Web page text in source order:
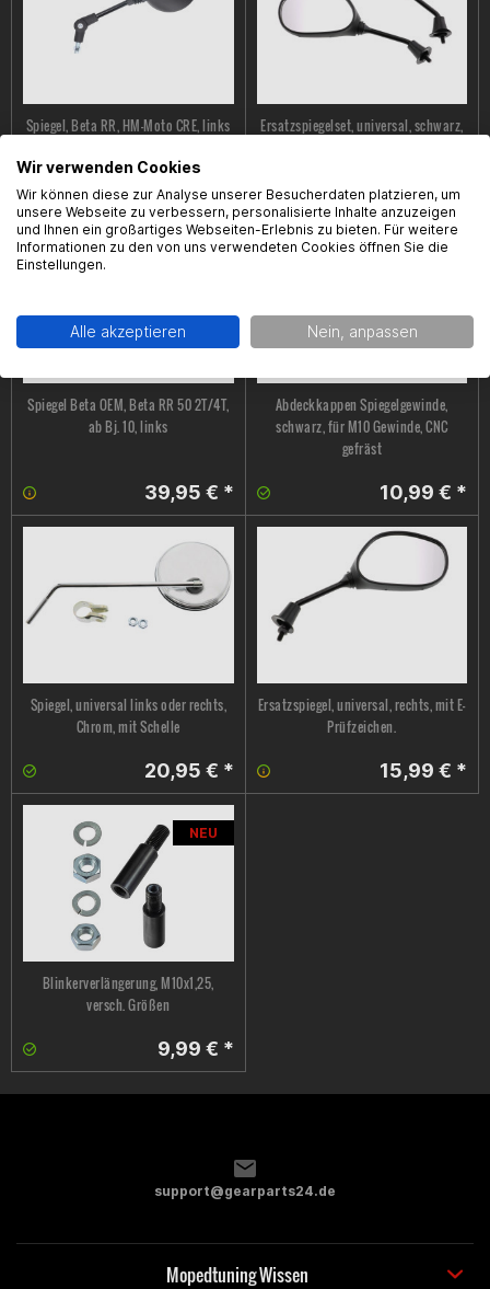
Spiegel, Beta RR, HM-Moto CRE, links
16,95 € *
Ersatzspiegelset, universal, schwarz,
13,99 € *
Spiegel Beta OEM, Beta RR 50 2T/4T,
ab Bj. 10, links
39,95 € *
Abdeckkappen Spiegelgewinde,
schwarz, für M10 Gewinde, CNC
gefräst
10,99 € *
Spiegel, universal links oder rechts,
Chrom, mit Schelle
20,95 € *
Ersatzspiegel, universal, rechts, mit E-
Prüfzeichen.
15,99 € *
NEU
Blinkerverlängerung, M10x1,25,
versch. Größen
9,99 € *
support@gearparts24.de
Mopedtuning Wissen
Wir verwenden Cookies
Wir können diese zur Analyse unserer Besucherdaten platzieren, um
unsere Webseite zu verbessern, personalisierte Inhalte anzuzeigen
und Ihnen ein großartiges Webseiten-Erlebnis zu bieten. Für weitere
Informationen zu den von uns verwendeten Cookies öffnen Sie die
Einstellungen.
Alle akzeptieren Nein, anpassen